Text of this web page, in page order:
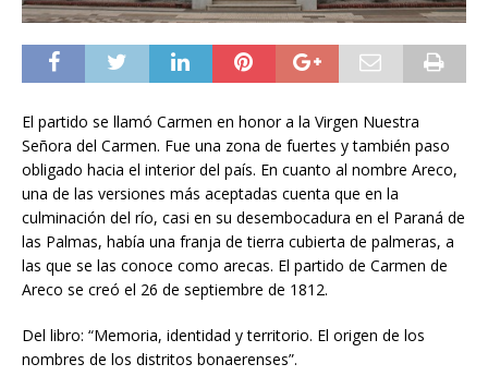
El partido se llamó Carmen en honor a la Virgen Nuestra
Señora del Carmen. Fue una zona de fuertes y también paso
obligado hacia el interior del país. En cuanto al nombre Areco,
una de las versiones más aceptadas cuenta que en la
culminación del río, casi en su desembocadura en el Paraná de
las Palmas, había una franja de tierra cubierta de palmeras, a
las que se las conoce como arecas. El partido de Carmen de
Areco se creó el 26 de septiembre de 1812.
Del libro: “Memoria, identidad y territorio. El origen de los
nombres de los distritos bonaerenses”.